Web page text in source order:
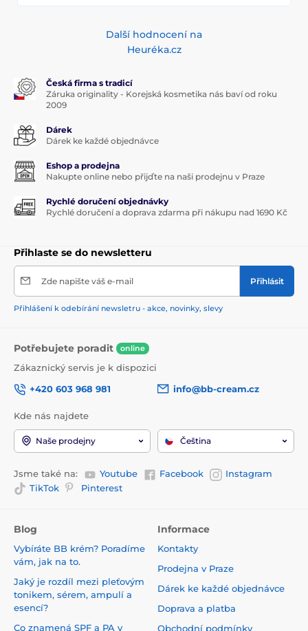
Další hodnocení na
Heuréka.cz
Česká firma s tradicí
Záruka originality - Korejská kosmetika nás baví od roku
2009
Dárek
Dárek ke každé objednávce
Eshop a prodejna
Nakupte online nebo přijďte na naši prodejnu v Praze
Rychlé doručení objednávky
Rychlé doručení a doprava zdarma při nákupu nad 1690 Kč
Přihlaste se do newsletteru
Zde napište váš e-mail Přihlásit
Přihlášení k odebírání newsletru - akce, novinky, slevy
Potřebujete poradit online
Zákaznický servis je k dispozici
+420 603 968 981
info@bb-cream.cz
Kde nás najdete
Naše prodejny Čeština
Jsme také na: Youtube Facebook
Instagram
TikTok
Pinterest
Blog
Vybíráte BB krém? Poradíme
vám, jak na to.
Jaký je rozdíl mezi pleťovým
tonikem, sérem, ampulí a
esencí?
Co znamená SPF a PA v
Informace
Kontakty
Prodejna v Praze
Dárek ke každé objednávce
Doprava a platba
Obchodní podmínky